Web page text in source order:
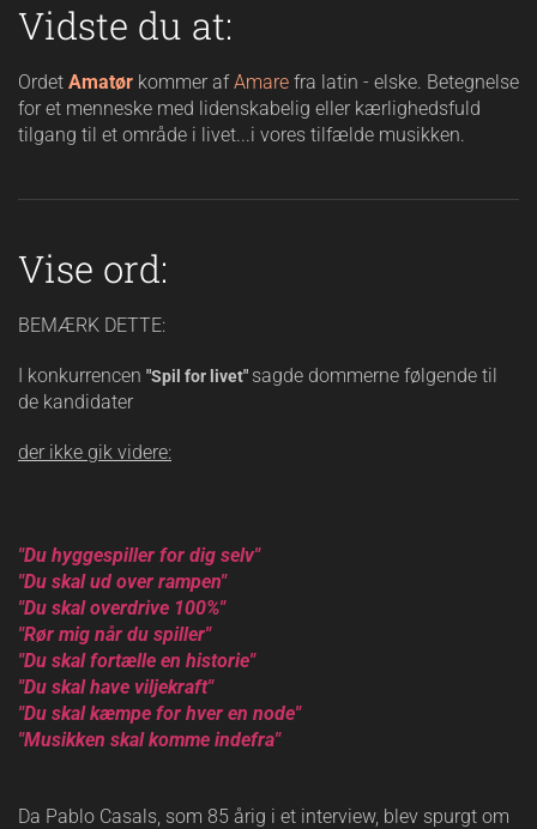
Vidste du at:
Ordet Amatør kommer afAmare fra latin - elske. Betegnelse
for et menneske med lidenskabelig eller kærlighedsfuld
tilgang til et område i livet...i vores tilfælde musikken.
Vise ord:
BEMÆRK DETTE:
I konkurrencen "Spil for livet" sagde dommerne følgende til
de kandidater
der ikke gik videre:
"Du hyggespiller for dig selv"
"Du skal ud over rampen"
"Du skal overdrive 100%"
"Rør mig når du spiller"
"Du skal fortælle en historie"
"Du skal have viljekraft"
"Du skal kæmpe for hver en node"
"Musikken skal komme indefra"
Da Pablo Casals, som 85 årig i et interview, blev spurgt om